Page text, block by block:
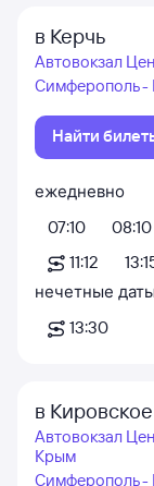
в Керчь
Автовокзал
Симферополь -
Найти
ежедневно
07:10
08:10
11:12
нечетные даты
13:30
в Кировское
Автовокзал
Крым
Симферополь -